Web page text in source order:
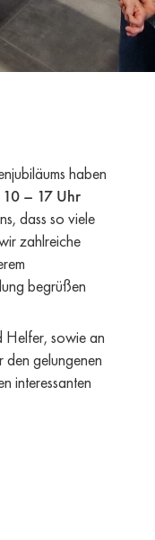
haben
– 17 Uhr
dass so viele
zahlreiche
begrüßen
Helfer, sowie an
den gelungenen
interessanten